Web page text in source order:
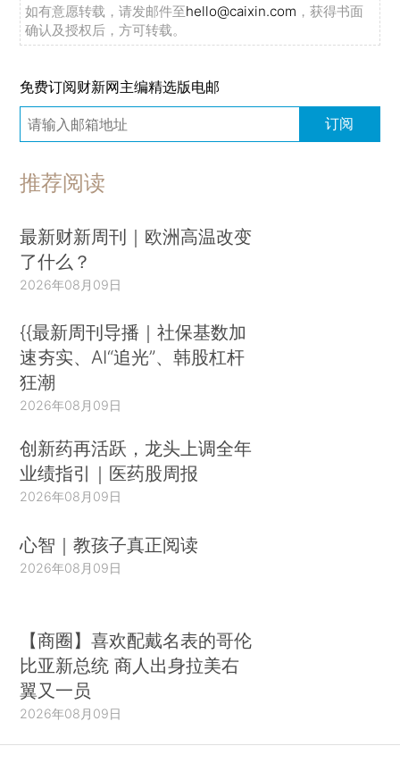
如有意愿转载，请发邮件至hello@caixin.com ，获得书面
确认及授权后，方可转载。
免费订阅财新网主编精选版电邮
订阅
推荐阅读
最新财新周刊｜欧洲高温改变
了什么？
2026年08月09日
{{最新周刊导播｜社保基数加
速夯实、AI“追光”、韩股杠杆
狂潮
2026年08月09日
创新药再活跃，龙头上调全年
业绩指引｜医药股周报
2026年08月09日
心智｜教孩子真正阅读
2026年08月09日
【商圈】喜欢配戴名表的哥伦
比亚新总统 商人出身拉美右
翼又一员
2026年08月09日